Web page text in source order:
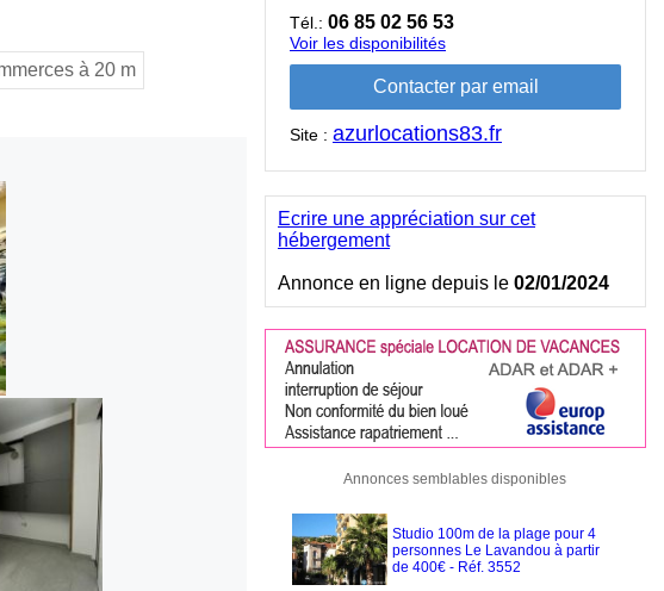
à 20 m
Tél.: 06 85 02 56 53
Voir les disponibilités
Site : azurlocations83.fr
Ecrire une appréciation sur cet
hébergement
Annonce en ligne depuis le 02/01/2024
Annonces semblables disponibles
Studio 100m de la plage pour 4
personnes Le Lavandou à partir
de 400€ - Réf. 3552